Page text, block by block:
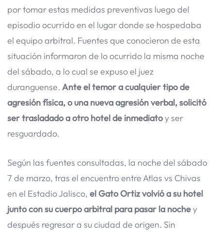
por tomar estas medidas preventivas luego del
episodio ocurrido en el lugar donde se hospedaba
el equipo arbitral. Fuentes que conocieron de esta
situación informaron de lo ocurrido la misma noche
del sábado, a lo cual se expuso el juez
duranguense. Ante el temor a cualquier tipo de
agresión física, o una nueva agresión verbal, solicitó
ser trasladado a otro hotel de inmediatoy ser
resguardado.
Según las fuentes consultadas, la noche del sábado
7 de marzo, tras el encuentro entre Atlas vs Chivas
en el Estadio Jalisco, el Gato Ortiz volvió a su hotel
junto con su cuerpo arbitral para pasar la nochey
después regresar a su ciudad de origen. Sin